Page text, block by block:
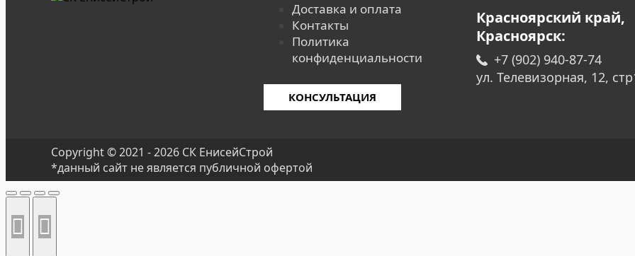
Доставка и оплата
Контакты
Политика
конфиденциальности
КОНСУЛЬТАЦИЯ
Красноярский край,
Красноярск:
+7 (902) 940-87-74
ул. Телевизорная, 12,
Copyright © 2021 - 2026 СК ЕнисейСтрой
*данный сайт не является публичной офертой